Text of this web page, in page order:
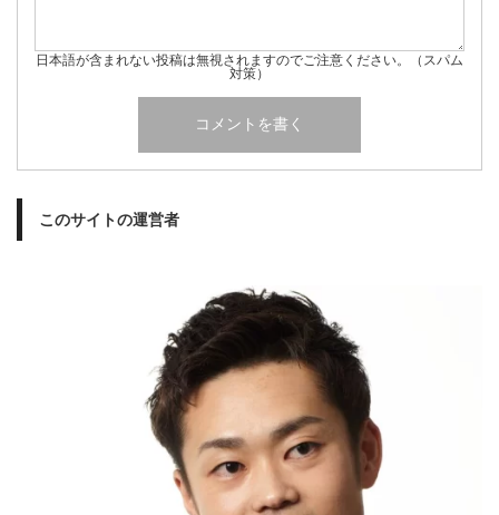
日本語が含まれない投稿は無視されますのでご注意ください。（スパム
対策）
このサイトの運営者